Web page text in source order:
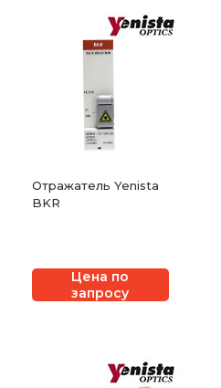
Отражатель Yenista
BKR
Цена по
запросу